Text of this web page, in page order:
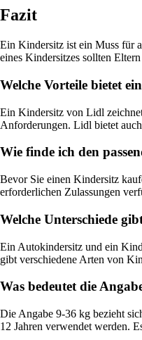
Fazit
Ein Kindersitz ist ein Muss für
eines Kindersitzes sollten
Welche Vorteile bietet
Ein Kindersitz von Lidl
Anforderungen. Lidl bietet
Wie finde ich den
Bevor Sie einen Kindersitz
erforderlichen Zulassungen
Welche Unterschiede
Ein Autokindersitz und ein
gibt verschiedene Arten von
Was bedeutet die
Die Angabe 9-36 kg bezieht
12 Jahren verwendet werden.